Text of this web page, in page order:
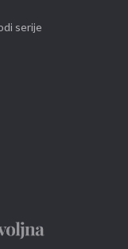
serije